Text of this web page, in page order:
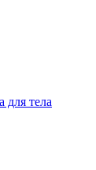
для тела